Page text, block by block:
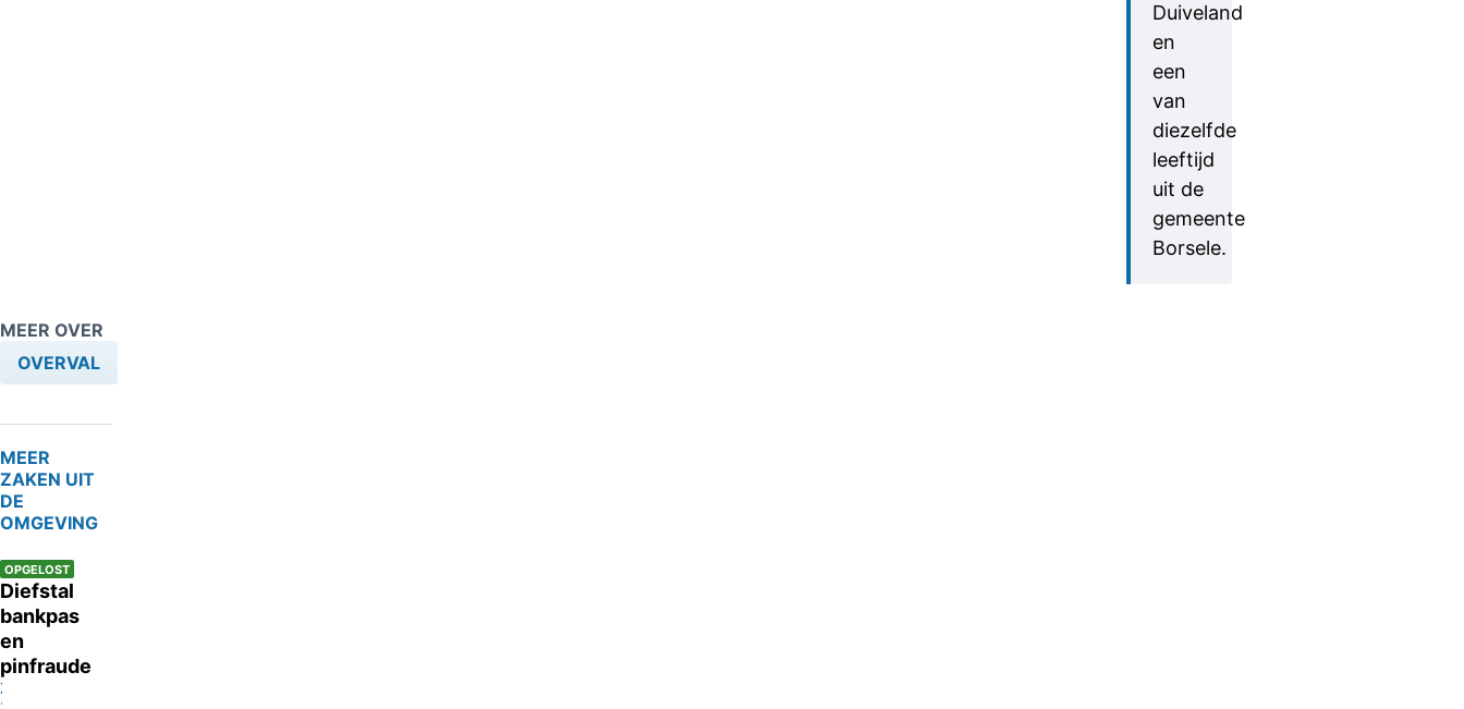
Duiveland
en
een
van
diezelfde
leeftijd
uit de
gemeente
Borsele.
MEER OVER
OVERVAL
MEER
ZAKEN UIT
DE
OMGEVING
OPGELOST
Diefstal
bankpas
en
pinfraude
Zierikzee